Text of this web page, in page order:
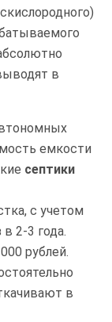
в
емкости
септики
с учетом
в 2-3 года.
рублей.
в